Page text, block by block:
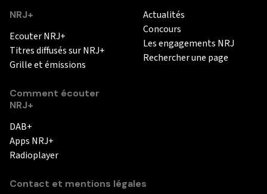
NRJ+
Ecouter NRJ+
Titres diffusés sur NRJ+
Grille et émissions
Comment écouter
NRJ+
DAB+
Apps NRJ+
Radioplayer
Actualités
Concours
Les engagements NRJ
Rechercher une page
Contact et mentions légales